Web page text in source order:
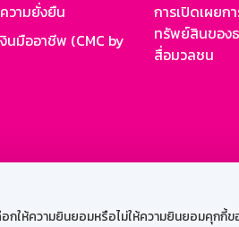
ห้ความยินยอมหรือไม่ให้ความยินยอมคุกกี้ข
วามยั่งยืน
นมืออาชีพ (CMC by
การเปิดเผยก
ทรัพย์สินของ
สื่อมวลชน